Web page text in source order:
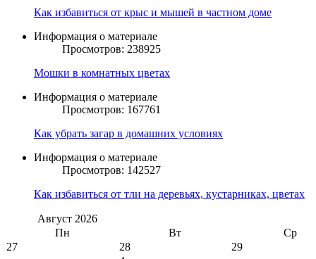
Как избавиться от крыс и мышей в частном доме
Информация о материале
Просмотров: 238925
Мошки в комнатных цветах
Информация о материале
Просмотров: 167761
Как убрать загар в домашних условиях
Информация о материале
Просмотров: 142527
Как избавиться от тли на деревьях, кустарниках, цветах
Август 2026
Пн
Вт
Ср
27
28
29